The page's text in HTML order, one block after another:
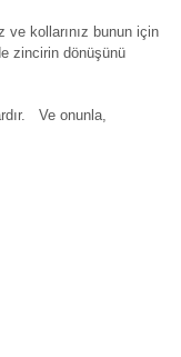
ve kollarınız bunun için
zincirin dönüşünü
Ve onunla,